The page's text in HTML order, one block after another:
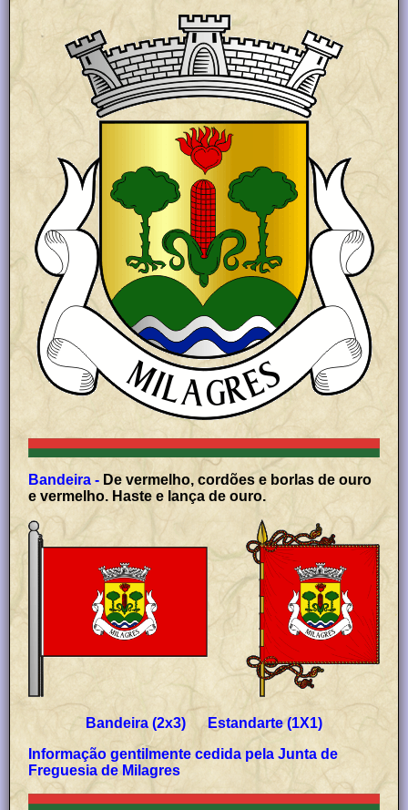
Bandeira - De vermelho, cordões e borlas de ouro
e vermelho. Haste e lança de ouro.
Bandeira (2x3) Estandarte (1X1)
Informação gentilmente cedida pela Junta de
Freguesia de Milagres